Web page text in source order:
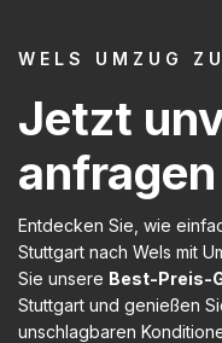
WELS UMZUG
Jetzt
Entdecken Sie, wie
Stuttgart nach Wels mit
Sie unsere Best-Preis-
Stuttgart und genießen
unschlagbaren